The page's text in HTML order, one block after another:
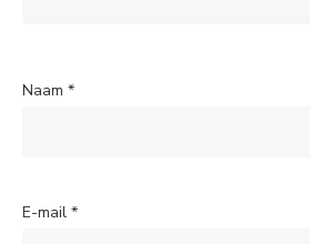
Naam *
E-mail *